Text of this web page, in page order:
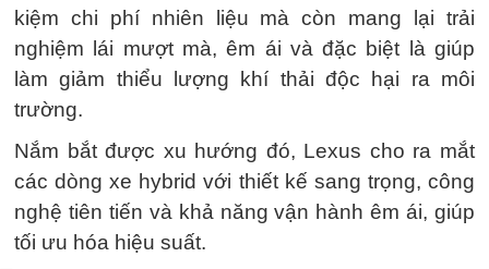
kiệm chi phí nhiên liệu mà còn mang lại trải
nghiệm lái mượt mà, êm ái và đặc biệt là giúp
làm giảm thiểu lượng khí thải độc hại ra môi
trường.
Nắm bắt được xu hướng đó, Lexus cho ra mắt
các dòng xe hybrid với thiết kế sang trọng, công
nghệ tiên tiến và khả năng vận hành êm ái, giúp
tối ưu hóa hiệu suất.